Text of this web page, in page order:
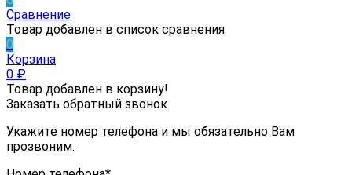
Сравнение
Товар добавлен в список сравнения
0
Корзина
0 ₽
Товар добавлен в корзину!
Заказать обратный звонок
Укажите номер телефона и мы обязательно Вам
прозвоним.